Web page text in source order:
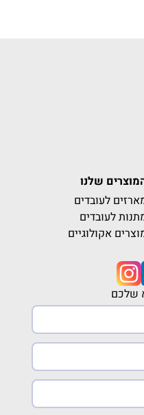
שלנו
לעובדים
לעובדים
אקולוגיים
שלכם